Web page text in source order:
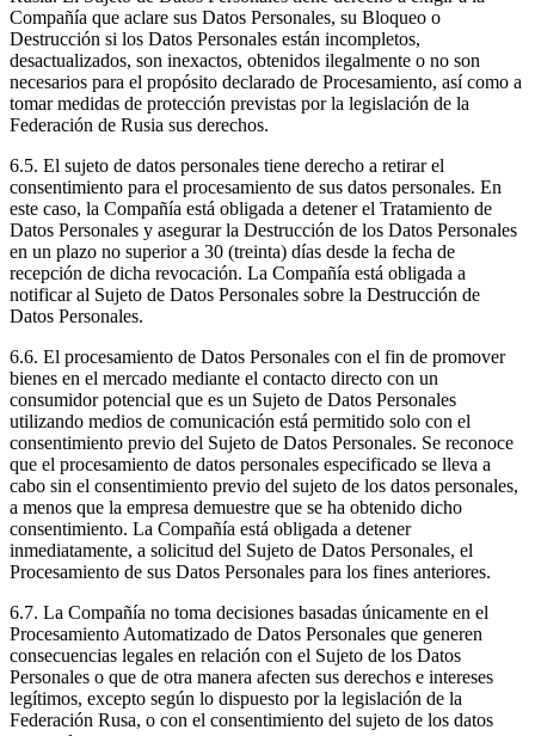
Compañía que aclare sus Datos Personales, su Bloqueo o
Destrucción si los Datos Personales están incompletos,
desactualizados, son inexactos, obtenidos ilegalmente o no son
necesarios para el propósito declarado de Procesamiento, así como a
tomar medidas de protección previstas por la legislación de la
Federación de Rusia sus derechos.
6.5. El sujeto de datos personales tiene derecho a retirar el
consentimiento para el procesamiento de sus datos personales. En
este caso, la Compañía está obligada a detener el Tratamiento de
Datos Personales y asegurar la Destrucción de los Datos Personales
en un plazo no superior a 30 (treinta) días desde la fecha de
recepción de dicha revocación. La Compañía está obligada a
notificar al Sujeto de Datos Personales sobre la Destrucción de
Datos Personales.
6.6. El procesamiento de Datos Personales con el fin de promover
bienes en el mercado mediante el contacto directo con un
consumidor potencial que es un Sujeto de Datos Personales
utilizando medios de comunicación está permitido solo con el
consentimiento previo del Sujeto de Datos Personales. Se reconoce
que el procesamiento de datos personales especificado se lleva a
cabo sin el consentimiento previo del sujeto de los datos personales,
a menos que la empresa demuestre que se ha obtenido dicho
consentimiento. La Compañía está obligada a detener
inmediatamente, a solicitud del Sujeto de Datos Personales, el
Procesamiento de sus Datos Personales para los fines anteriores.
6.7. La Compañía no toma decisiones basadas únicamente en el
Procesamiento Automatizado de Datos Personales que generen
consecuencias legales en relación con el Sujeto de los Datos
Personales o que de otra manera afecten sus derechos e intereses
legítimos, excepto según lo dispuesto por la legislación de la
Federación Rusa, o con el consentimiento del sujeto de los datos